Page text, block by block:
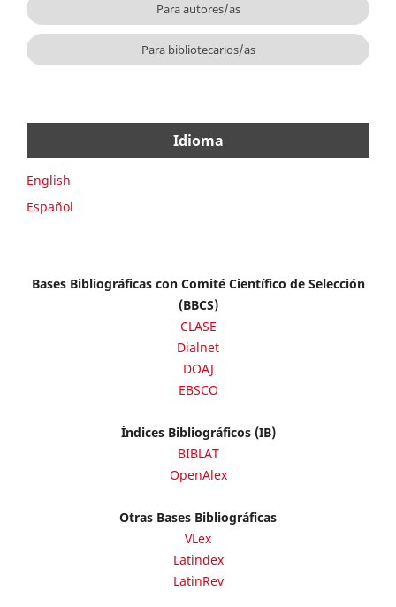
Para autores/as
Para bibliotecarios/as
Idioma
English
Español
Bases Bibliográficas con Comité Científico de Selección
(BBCS)
CLASE
Dialnet
DOAJ
EBSCO
Índices Bibliográficos (IB)
BIBLAT
OpenAlex
Otras Bases Bibliográficas
VLex
Latindex
LatinRev